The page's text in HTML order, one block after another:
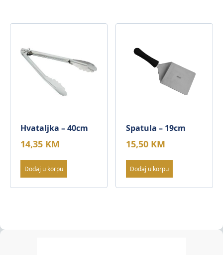
Hvataljka – 40cm
14,35 KM
Dodaj u korpu
Spatula – 19cm
15,50 KM
Dodaj u korpu